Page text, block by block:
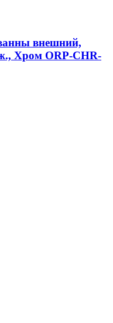
внешний,
Хром ORP-CHR-